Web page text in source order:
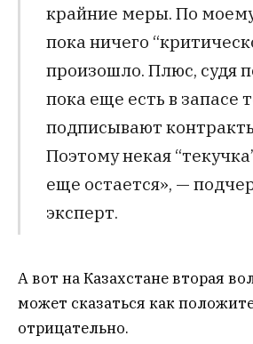
крайние меры. По
пока ничего
произошло. Плюс, судя
пока еще есть в запасе
подписывают
Поэтому некая
еще остается», —
эксперт.
А вот на Казахстане вторая
может сказаться как
отрицательно.